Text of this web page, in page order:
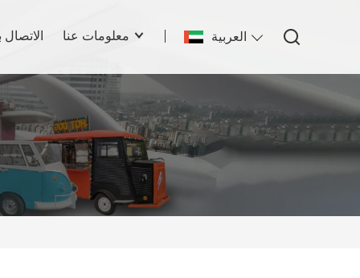
العربية الاتصال معلومات عنا